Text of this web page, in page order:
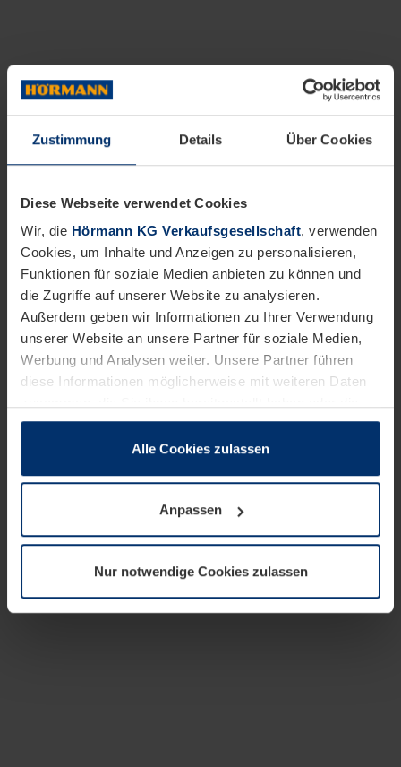
Zustimmung Details Über Cookies
Diese Webseite verwendet Cookies
Wir, die Hörmann KG Verkaufsgesellschaft, verwenden
Cookies, um Inhalte und Anzeigen zu personalisieren,
Funktionen für soziale Medien anbieten zu können und
die Zugriffe auf unserer Website zu analysieren.
Außerdem geben wir Informationen zu Ihrer Verwendung
unserer Website an unsere Partner für soziale Medien,
Werbung und Analysen weiter. Unsere Partner führen
diese Informationen möglicherweise mit weiteren Daten
sie im Rahmen Ihrer Nutzung der Dienste gesammelt
wenn diese für den Betrieb dieser Seite unbedingt
notwendig sind. Für alle anderen Cookie-Typen benötigen
wir Ihre Erlaubnis. Ihre Einwilligung können Sie jederzeit
Datenschutzerklärungunserer Website ändern oder
widerrufen.
Alle Cookies zulassen
Anpassen
Nur notwendige Cookies zulassen